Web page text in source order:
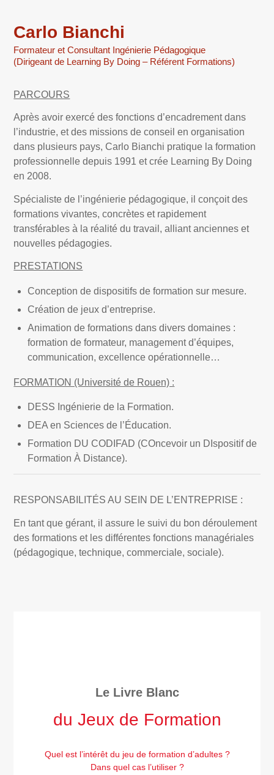
Carlo Bianchi
Formateur et Consultant Ingénierie Pédagogique
(Dirigeant de Learning By Doing – Référent Formations)
PARCOURS
Après avoir exercé des fonctions d’encadrement dans
l’industrie, et des missions de conseil en organisation
dans plusieurs pays, Carlo Bianchi pratique la formation
professionnelle depuis 1991 et crée Learning By Doing
en 2008.
Spécialiste de l’ingénierie pédagogique, il conçoit des
formations vivantes, concrètes et rapidement
transférables à la réalité du travail, alliant anciennes et
nouvelles pédagogies.
PRESTATIONS
Conception de dispositifs de formation sur mesure.
Création de jeux d’entreprise.
Animation de formations dans divers domaines :
formation de formateur, management d’équipes,
communication, excellence opérationnelle…
FORMATION (Université de Rouen) :
DESS Ingénierie de la Formation.
DEA en Sciences de l’Éducation.
Formation DU CODIFAD (COncevoir un DIspositif de
Formation À Distance).
RESPONSABILITÉS AU SEIN DE L’ENTREPRISE :
En tant que gérant, il assure le suivi du bon déroulement
des formations et les différentes fonctions managériales
(pédagogique, technique, commerciale, sociale).
Le Livre Blanc
du Jeux de Formation
Quel est l’intérêt du jeu de formation d’adultes ?
Dans quel cas l’utiliser ?